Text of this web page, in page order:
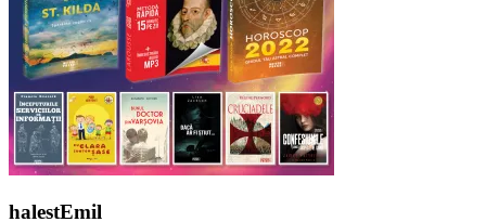
halestEmil